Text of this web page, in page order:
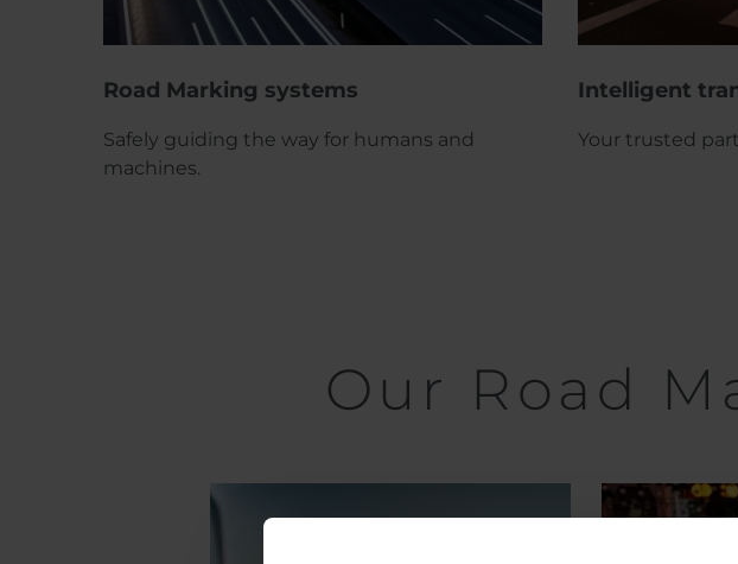
Road Marking systems
Safely guiding the way for humans and
machines.
Intelligent
Your trusted
Our Road